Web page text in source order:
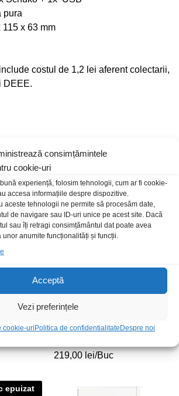
consimțămintele
cookie-uri
experiență, folosim tehnologii, cum ar fi cookie-
accesa informațiile despre dispozitive.
aceste tehnologii ne permite să procesăm date,
de navigare sau ID-uri unice pe acest site. Dacă
sau îți retragi consimțământul dat poate avea
anumite funcționalități și funcții.
Acceptă
Vezi preferințele
cookie-uriPolitica de confidentialitateDespre noi
pura
x 63 mm
costul de 1,2 lei aferent colectarii,
DEEE.
recomandate
Invertor 12Vdc-230Vac
219,00lei/Buc
epuizat